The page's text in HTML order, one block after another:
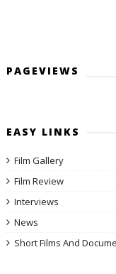
PAGEVIEWS
EASY LINKS
Film Gallery
Film Review
Interviews
News
Short Films And